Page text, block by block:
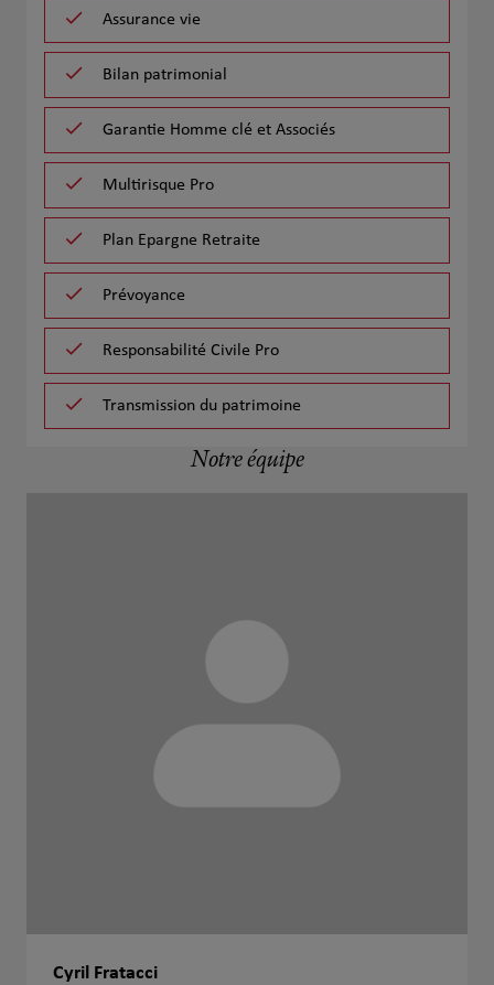
Assurance vie
Bilan patrimonial
Garantie Homme clé et Associés
Multirisque Pro
Plan Epargne Retraite
Prévoyance
Responsabilité Civile Pro
Transmission du patrimoine
Notre équipe
Cyril Fratacci